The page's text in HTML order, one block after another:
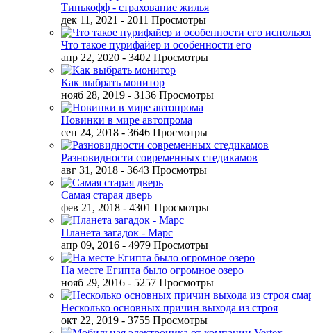
Тинькофф - страхование жилья
дек 11, 2021 - 2011 Просмотры
Что такое пурифайер и особенности его
апр 22, 2020 - 3402 Просмотры
Как выбрать монитор
нояб 28, 2019 - 3136 Просмотры
Новинки в мире автопрома
сен 24, 2018 - 3646 Просмотры
Разновидности современных стедикамов
авг 31, 2018 - 3643 Просмотры
Самая старая дверь
фев 21, 2018 - 4301 Просмотры
Планета загадок - Марс
апр 09, 2016 - 4979 Просмотры
На месте Египта было огромное озеро
нояб 29, 2016 - 5257 Просмотры
Несколько основных причин выхода из строя
окт 22, 2019 - 3755 Просмотры